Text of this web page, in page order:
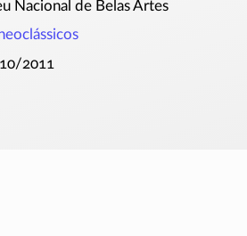
Nacional de Belas Artes
2011